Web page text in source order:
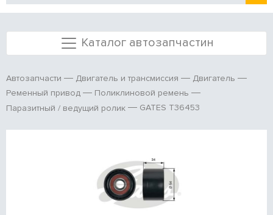
Каталог автозапчастин
Автозапчасти Двигатель и трансмиссия
Двигатель
Ременный привод
Поликлиновой ремень
Паразитный / ведущий ролик
GATES T36453